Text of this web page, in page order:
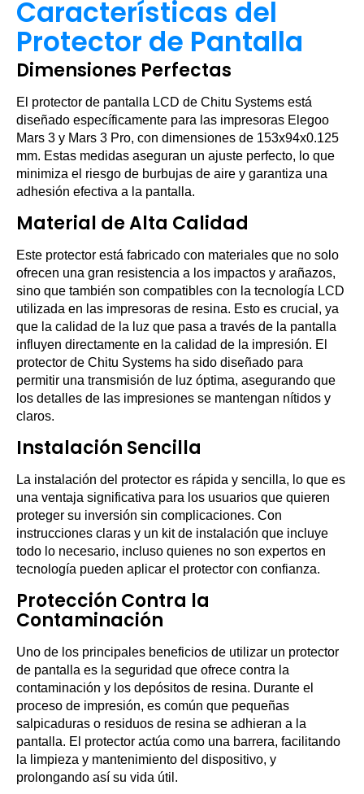
Características del
Protector de Pantalla
Dimensiones Perfectas
El protector de pantalla LCD de Chitu Systems está
diseñado específicamente para las impresoras Elegoo
Mars 3 y Mars 3 Pro, con dimensiones de 153x94x0.125
mm. Estas medidas aseguran un ajuste perfecto, lo que
minimiza el riesgo de burbujas de aire y garantiza una
adhesión efectiva a la pantalla.
Material de Alta Calidad
Este protector está fabricado con materiales que no solo
ofrecen una gran resistencia a los impactos y arañazos,
sino que también son compatibles con la tecnología LCD
utilizada en las impresoras de resina. Esto es crucial, ya
que la calidad de la luz que pasa a través de la pantalla
influyen directamente en la calidad de la impresión. El
protector de Chitu Systems ha sido diseñado para
permitir una transmisión de luz óptima, asegurando que
los detalles de las impresiones se mantengan nítidos y
claros.
Instalación Sencilla
La instalación del protector es rápida y sencilla, lo que es
una ventaja significativa para los usuarios que quieren
proteger su inversión sin complicaciones. Con
instrucciones claras y un kit de instalación que incluye
todo lo necesario, incluso quienes no son expertos en
tecnología pueden aplicar el protector con confianza.
Protección Contra la
Contaminación
Uno de los principales beneficios de utilizar un protector
de pantalla es la seguridad que ofrece contra la
contaminación y los depósitos de resina. Durante el
proceso de impresión, es común que pequeñas
salpicaduras o residuos de resina se adhieran a la
pantalla. El protector actúa como una barrera, facilitando
la limpieza y mantenimiento del dispositivo, y
prolongando así su vida útil.